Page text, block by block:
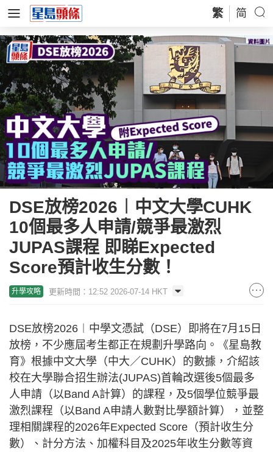
繁 简
DSE放榜2026︱中文大學CUHK
10個最多人申請/競爭最激烈
JUPAS課程 即睇Expected
Score預計收生分數！
升學攻略 更新時間：12:52 2026-07-14 HKT
DSE放榜2026︱中學文憑試（DSE）即將在7月15日
放榜，不少應屆考生都正在規劃升學路向。《星島教
育》根據中文大學（中大／CUHK）的數據，介紹該
校在大學聯合招生辦法(JUPAS)首輪改選後5個最多
人申請（以Band A計算）的課程，及5個學位競爭最
激烈課程（以Band A申請人數對比學額計算），並整
理相關課程的2026年Expected Score（預計收生分
數）、計分方法、加權科目及2025年收生分數等資